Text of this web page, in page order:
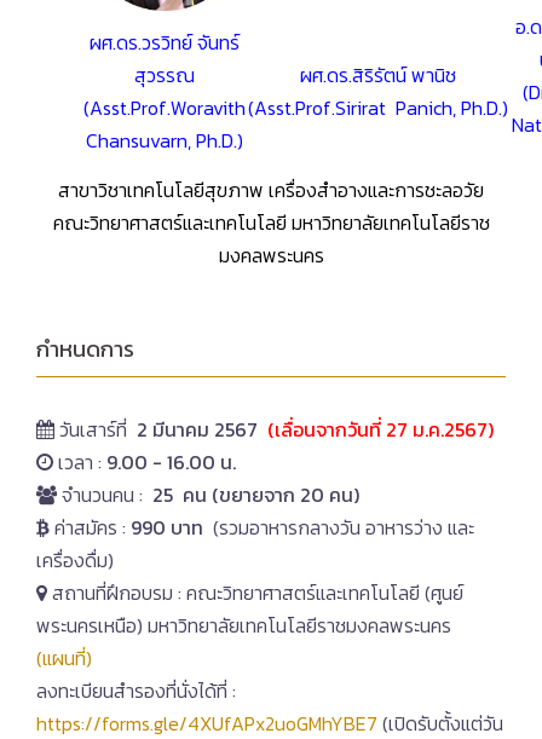
ผศ.ดร.วรวิทย์ จันทร์
สุวรรณ
(Asst.Prof.Woravith
Chansuvarn, Ph.D.)
ผศ.ดร.สิริรัตน์ พานิช
(Asst.Prof.Sirirat Panich, Ph.D.)
อ.
สาขาวิชาเทคโนโลยีสุขภาพ เครื่องสำอางและการชะลอวัย
คณะวิทยาศาสตร์และเทคโนโลยี มหาวิทยาลัยเทคโนโลยีราช
มงคลพระนคร
กำหนดการ
วันเสาร์ที่ 2 มีนาคม 2567 (เลื่อนจากวันที่ 27 ม.ค.2567)
เวลา : 9.00 - 16.00 น.
จำนวนคน : 25 คน (ขยายจาก 20 คน)
ค่าสมัคร : 990 บาท (รวมอาหารกลางวัน อาหารว่าง และ
เครื่องดื่ม)
สถานที่ฝึกอบรม : คณะวิทยาศาสตร์และเทคโนโลยี (ศูนย์
พระนครเหนือ) มหาวิทยาลัยเทคโนโลยีราชมงคลพระนคร
(แผนที่)
ลงทะเบียนสำรองที่นั่งได้ที่ :
https://forms.gle/4XUfAPx2uoGMhYBE7 (เปิดรับตั้งแต่วัน